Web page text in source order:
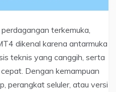
terkemuka,
dikenal karena antarmuka
teknis yang canggih, serta
Dengan kemampuan
perangkat seluler, atau versi